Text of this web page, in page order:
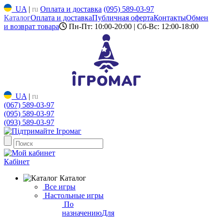
UA | ru Оплата и доставка (095) 589-03-97
КаталогОплата и доставкаПубличная офертаКонтактыОбмен
и возврат товара
Пн-Пт: 10:00-20:00 | Сб-Вс: 12:00-18:00
UA | ru
(067) 589-03-97
(095) 589-03-97
(093) 589-03-97
Кабінет
Каталог
Все игры
Настольные игры
По
назначениюДля